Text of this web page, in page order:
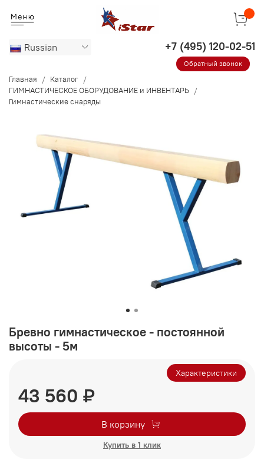
Russian
Обратный звонок
Главная
Каталог
ГИМНАСТИЧЕСКОЕ ОБОРУДОВАНИЕ и ИНВЕНТАРЬ
Гимнастические снаряды
Бревно гимнастическое - постоянной
высоты - 5м
43 560 ₽
В корзину
Купить в 1 клик
Характеристики